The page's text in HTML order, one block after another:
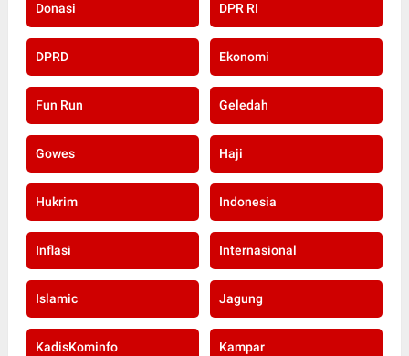
Donasi DPR RI
DPRD Ekonomi
Fun Run Geledah
Gowes Haji
Hukrim Indonesia
Inflasi Internasional
Islamic Jagung
KadisKominfo Kampar